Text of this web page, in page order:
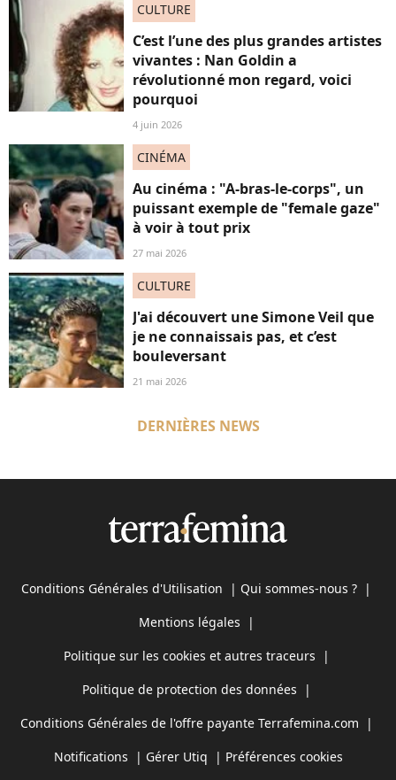
CULTURE
C’est l’une des plus grandes artistes
vivantes : Nan Goldin a
révolutionné mon regard, voici
pourquoi
4 juin 2026
CINÉMA
Au cinéma : "A-bras-le-corps", un
puissant exemple de "female gaze"
à voir à tout prix
27 mai 2026
CULTURE
J'ai découvert une Simone Veil que
je ne connaissais pas, et c’est
bouleversant
21 mai 2026
DERNIÈRES NEWS
Conditions Générales d'Utilisation | Qui sommes-nous ? |
Mentions légales |
Politique sur les cookies et autres traceurs |
Politique de protection des données |
Conditions Générales de l'offre payante Terrafemina.com |
Notifications | Gérer Utiq | Préférences cookies